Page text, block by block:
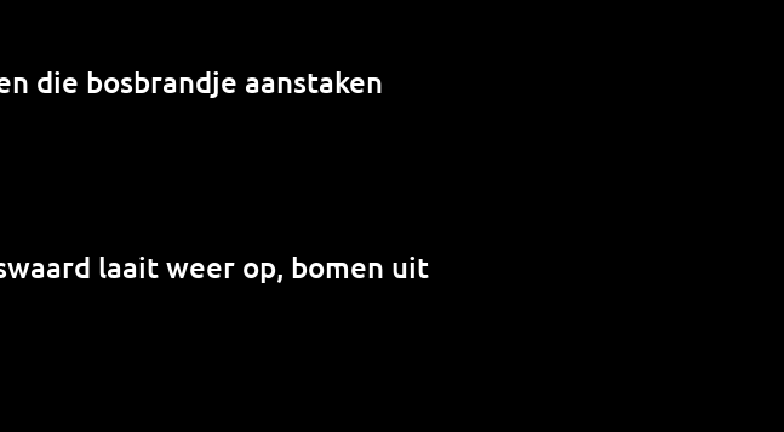
die bosbrandje aanstaken
laait weer op, bomen uit